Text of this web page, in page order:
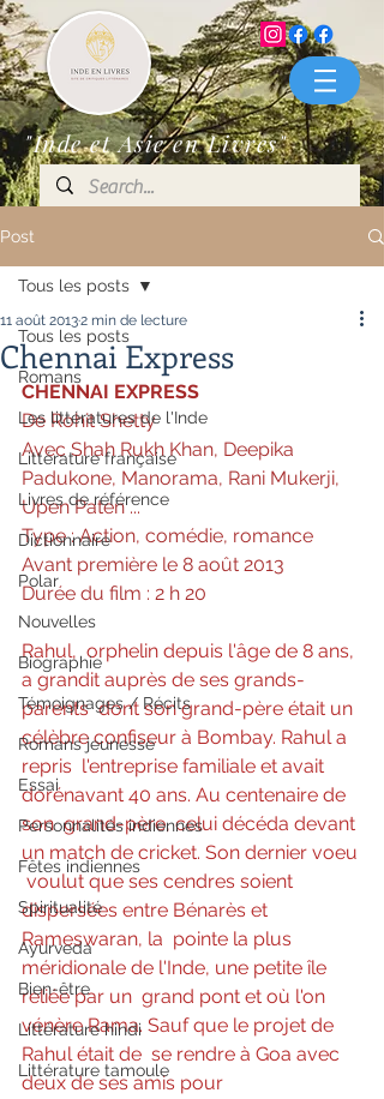
"Inde et Asie en Livres"
Post
Tous les posts
Romans
Les littératures de l'Inde
Littérature française
Livres de référence
Dictionnaire
Polar
Nouvelles
Biographie
Témoignages / Récits
Romans jeunesse
Essai
Personnalités indiennes
Fêtes indiennes
Spiritualité
Ayurveda
Bien-être
Littérature hindi
Littérature tamoule
Tous les posts
Chennai Express
11 août 20132 min de lecture
CHENNAI EXPRESS
De Rohit Shetty
Avec Shah Rukh Khan, Deepika
Padukone, Manorama, Rani Mukerji,
Upen Paten ...
Type : Action, comédie, romance
Avant première le 8 août 2013
Durée du film : 2 h 20
Rahul,  orphelin depuis l'âge de 8 ans,
a grandit auprès de ses grands-
parents  dont son grand-père était un
célèbre confiseur à Bombay. Rahul a
repris  l'entreprise familiale et avait
dorénavant 40 ans. Au centenaire de
son  grand-père, celui décéda devant
un match de cricket. Son dernier voeu
voulut que ses cendres soient
dispersées entre Bénarès et
Rameswaran, la  pointe la plus
méridionale de l'Inde, une petite île
reliée par un  grand pont et où l'on
vénère Rama. Sauf que le projet de
Rahul était de  se rendre à Goa avec
deux de ses amis pour